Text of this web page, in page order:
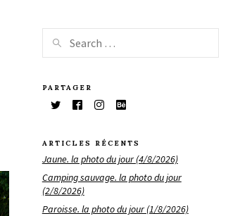
PARTAGER
ARTICLES RÉCENTS
Jaune. la photo du jour (4/8/2026)
Camping sauvage. la photo du jour
(2/8/2026)
Paroisse. la photo du jour (1/8/2026)